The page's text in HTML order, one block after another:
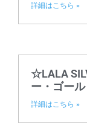
詳細はこちら »
☆LALA
ー・ゴー
詳細はこちら »